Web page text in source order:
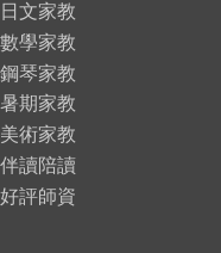
日文家教
數學家教
鋼琴家教
暑期家教
美術家教
伴讀陪讀
好評師資